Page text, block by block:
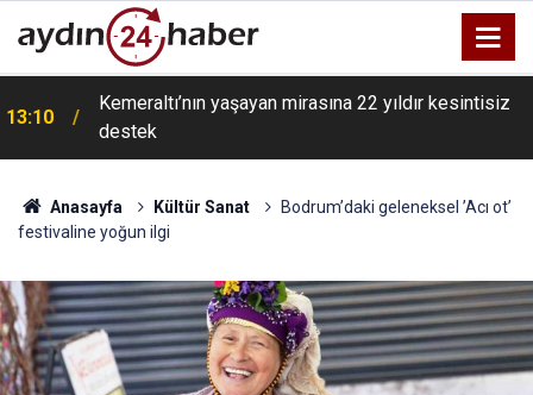
13:10
Kemeraltı’nın yaşayan mirasına 22 yıldır kesintisiz
destek
Anasayfa Kültür Sanat
Bodrum’daki geleneksel ’Acı ot’
festivaline yoğun ilgi